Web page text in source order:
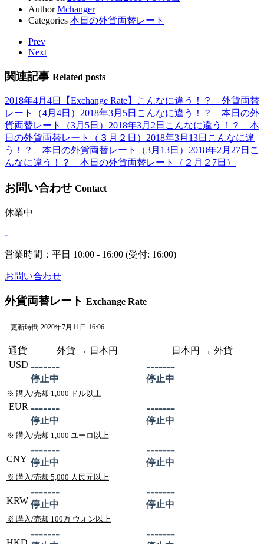
AuthorMchanger
Categories 本日の外貨両替レート
Prev
Next
関連記事 Related posts
2018年4月4日
【Exchange Rate】こんなに違う！？ 外貨両替
レート（4月4日） 2018年3月5日 こんなに違う！？ 本日の外
貨両替レート（3月5日） 2018年3月2日 こんなに違う！？ 本
日の外貨両替レート（３月２日） 2018年3月13日 こんなに違
う！？ 本日の外貨両替レート（3月13日） 2018年2月27日 こ
んなに違う！？ 本日の外貨両替レート（２月２7日）
お問い合わせ Contact
休業中
-
営業時間：平日 10:00 - 16:00 (受付: 16:00)
お問い合わせ
外貨両替レート Exchange Rate
更新時間 2020年7月11日 16:06
通貨 外貨 → 日本円 日本円 → 外貨
USD -------
停止中
-------
停止中
※ 購入/売却 1,000 ドル以上
EUR -------
停止中
-------
停止中
※ 購入/売却 1,000 ユーロ以上
CNY
-------
停止中
-------
停止中
※ 購入/売却 5,000 人民元以上
KRW
-------
停止中
-------
停止中
※ 購入/売却 100万 ウォン以上
------- -------